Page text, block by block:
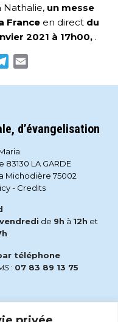
Nathalie, un messe
France en direct du
2021 à 17h00, .
Telegram
d’évangelisation
83130 LA GARDE
Michodière 75002
- Credits
vendredi de 9h à 12h et
téléphone
: 07 83 89 13 75